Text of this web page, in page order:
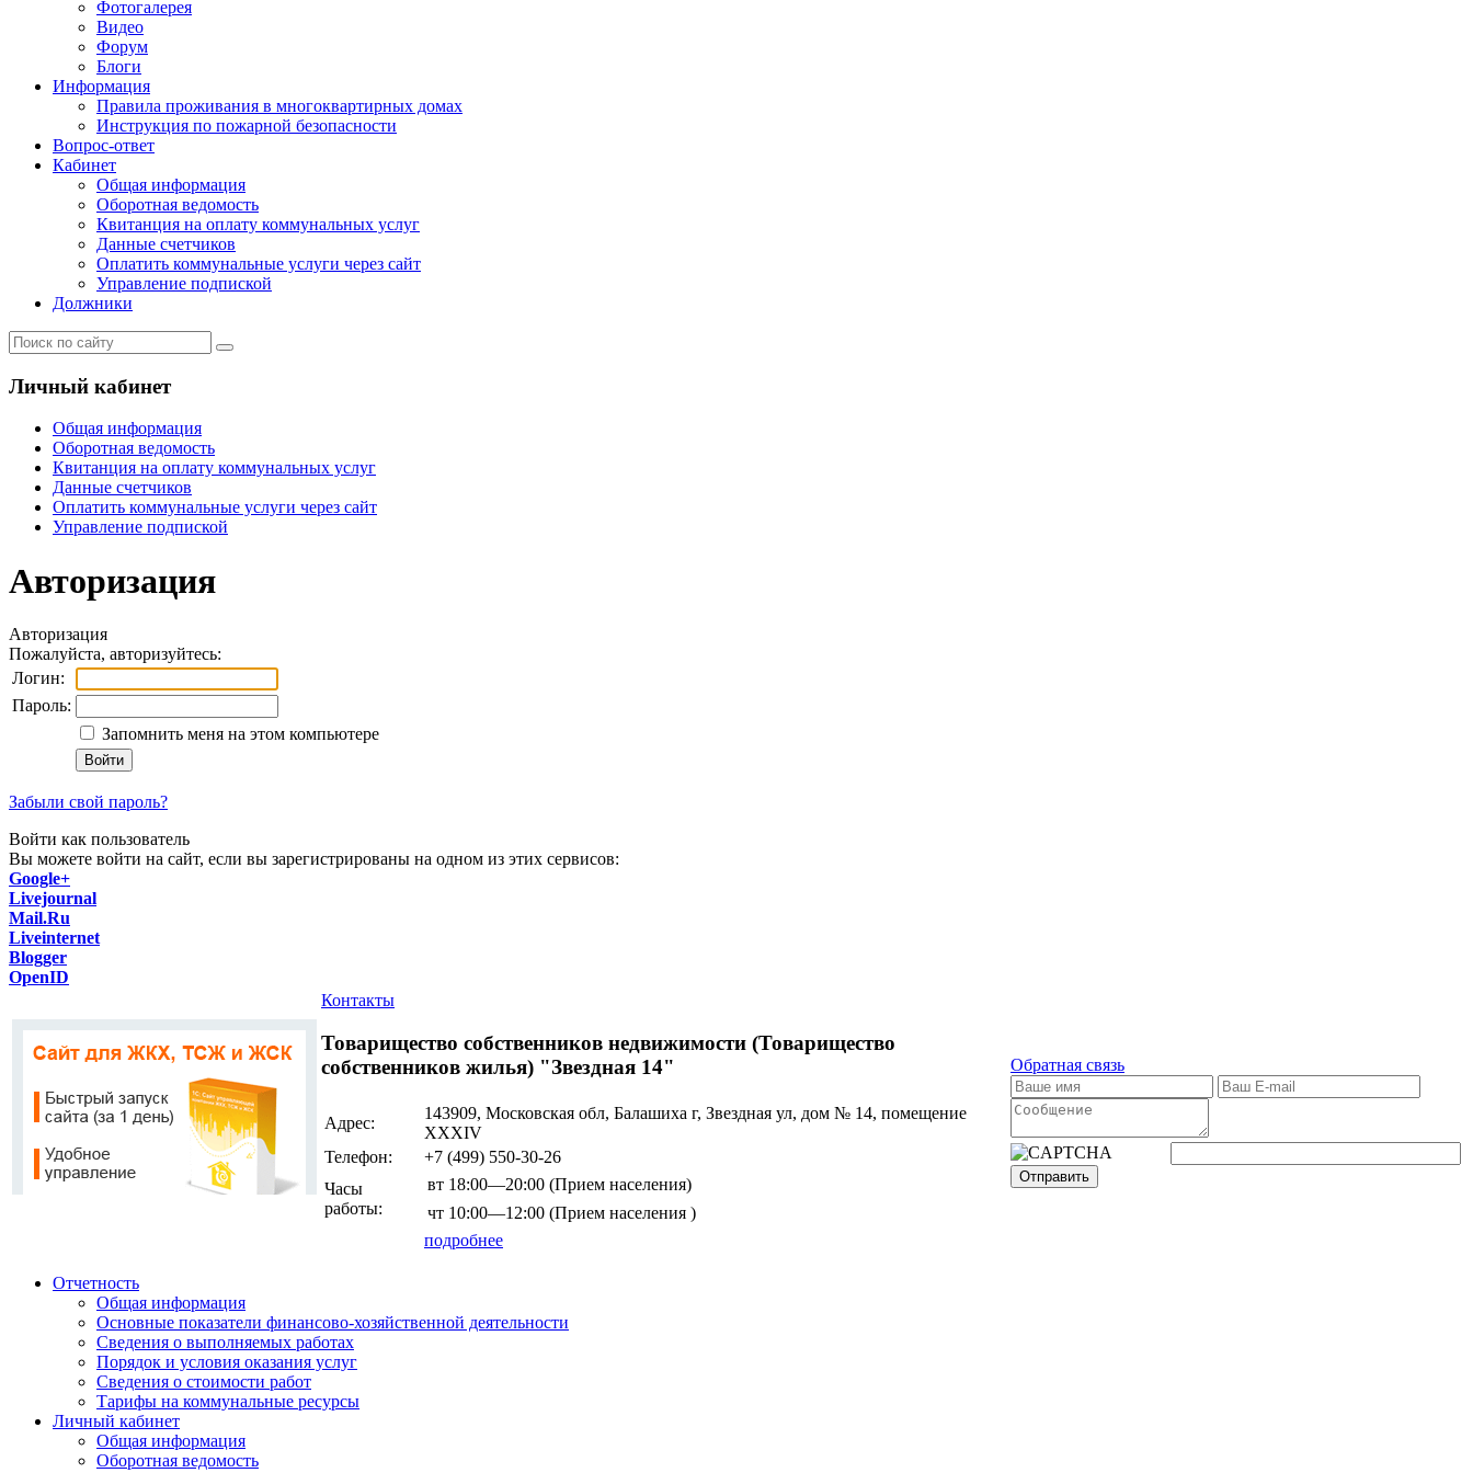
Фотогалерея
Видео
Форум
Блоги
Информация
Правила проживания в многоквартирных домах
Инструкция по пожарной безопасности
Вопрос-ответ
Кабинет
Общая информация
Оборотная ведомость
Квитанция на оплату коммунальных услуг
Данные счетчиков
Оплатить коммунальные услуги через сайт
Управление подпиской
Должники
Личный кабинет
Общая информация
Оборотная ведомость
Квитанция на оплату коммунальных услуг
Данные счетчиков
Оплатить коммунальные услуги через сайт
Управление подпиской
Авторизация
Авторизация
Пожалуйста, авторизуйтесь:
Логин:
Пароль:
Запомнить меня на этом компьютере
Войти
Забыли свой пароль?
Войти как пользователь
Вы можете войти на сайт, если вы зарегистрированы на одном из этих сервисов:
Google+
Livejournal
Mail.Ru
Liveinternet
Blogger
OpenID
Контакты
Товарищество собственников недвижимости (Товарищество
собственников жилья) "Звездная 14"
Адрес:
143909, Московская обл, Балашиха г, Звездная ул, дом № 14, помещение
ХХХIV
Телефон:
+7 (499) 550-30-26
Часы
работы:
вт 18:00—20:00 (Прием населения)
чт 10:00—12:00 (Прием населения )
подробнее
Обратная связь
Отправить
Отчетность
Общая информация
Основные показатели финансово-хозяйственной деятельности
Сведения о выполняемых работах
Порядок и условия оказания услуг
Сведения о стоимости работ
Тарифы на коммунальные ресурсы
Личный кабинет
Общая информация
Оборотная ведомость